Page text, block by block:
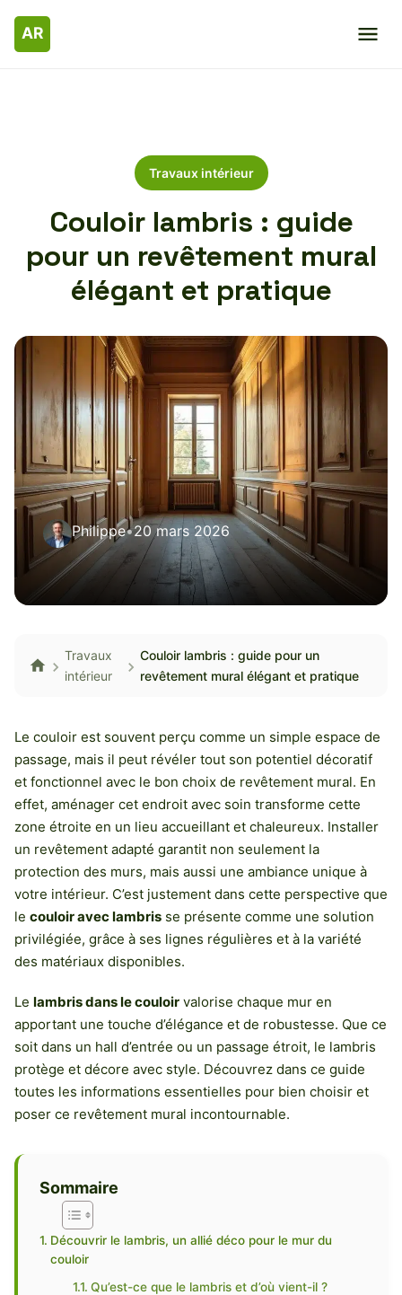
Travaux intérieur
Couloir lambris : guide
pour un revêtement mural
élégant et pratique
Philippe•20 mars 2026
Travaux
intérieur
Couloir lambris : guide pour un
revêtement mural élégant et pratique
Le couloir est souvent perçu comme un simple espace de
passage, mais il peut révéler tout son potentiel décoratif
et fonctionnel avec le bon choix de revêtement mural. En
effet, aménager cet endroit avec soin transforme cette
zone étroite en un lieu accueillant et chaleureux. Installer
un revêtement adapté garantit non seulement la
protection des murs, mais aussi une ambiance unique à
votre intérieur. C’est justement dans cette perspective que
le couloir avec lambris se présente comme une solution
privilégiée, grâce à ses lignes régulières et à la variété
des matériaux disponibles.
Le lambris dans le couloir valorise chaque mur en
apportant une touche d’élégance et de robustesse. Que ce
soit dans un hall d’entrée ou un passage étroit, le lambris
protège et décore avec style. Découvrez dans ce guide
toutes les informations essentielles pour bien choisir et
poser ce revêtement mural incontournable.
Sommaire
Découvrir le lambris, un allié déco pour le mur du
couloir
Qu’est-ce que le lambris et d’où vient-il ?